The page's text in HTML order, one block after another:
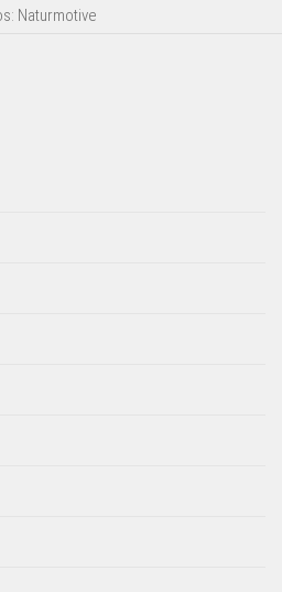
Naturmotive